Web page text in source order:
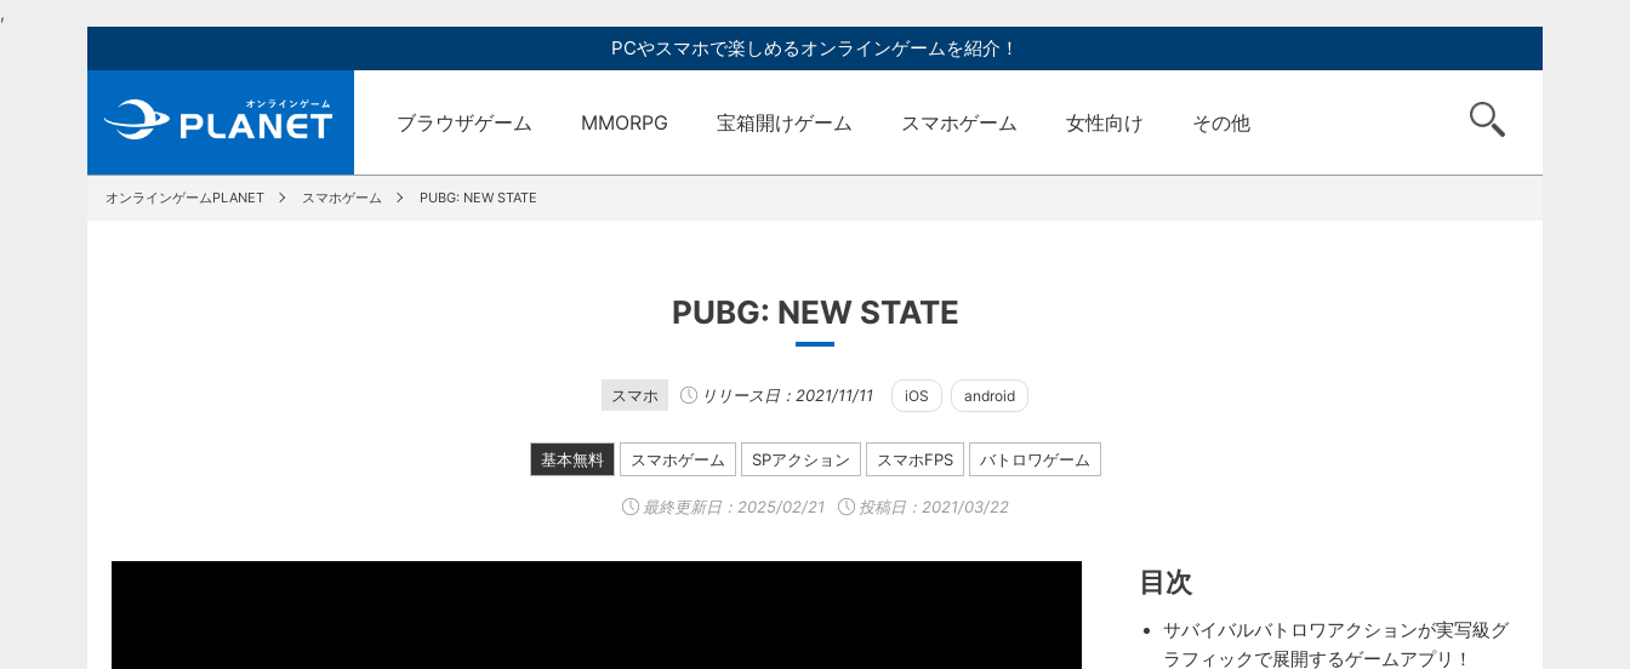
,
PCやスマホで楽しめるオンラインゲームを紹介！
ブラウザゲーム MMORPG 宝箱開けゲーム スマホゲーム 女性向け その他
オンラインゲームPLANET スマホゲーム PUBG: NEW STATE
PUBG: NEW STATE
スマホ リリース日：2021/11/11 iOS android
基本無料 スマホゲーム SPアクション スマホFPS バトロワゲーム
最終更新日： 2025/02/21 投稿日：2021/03/22
目次
サバイバルバトロワアクションが実写級グ
ラフィックで展開するゲームアプリ！